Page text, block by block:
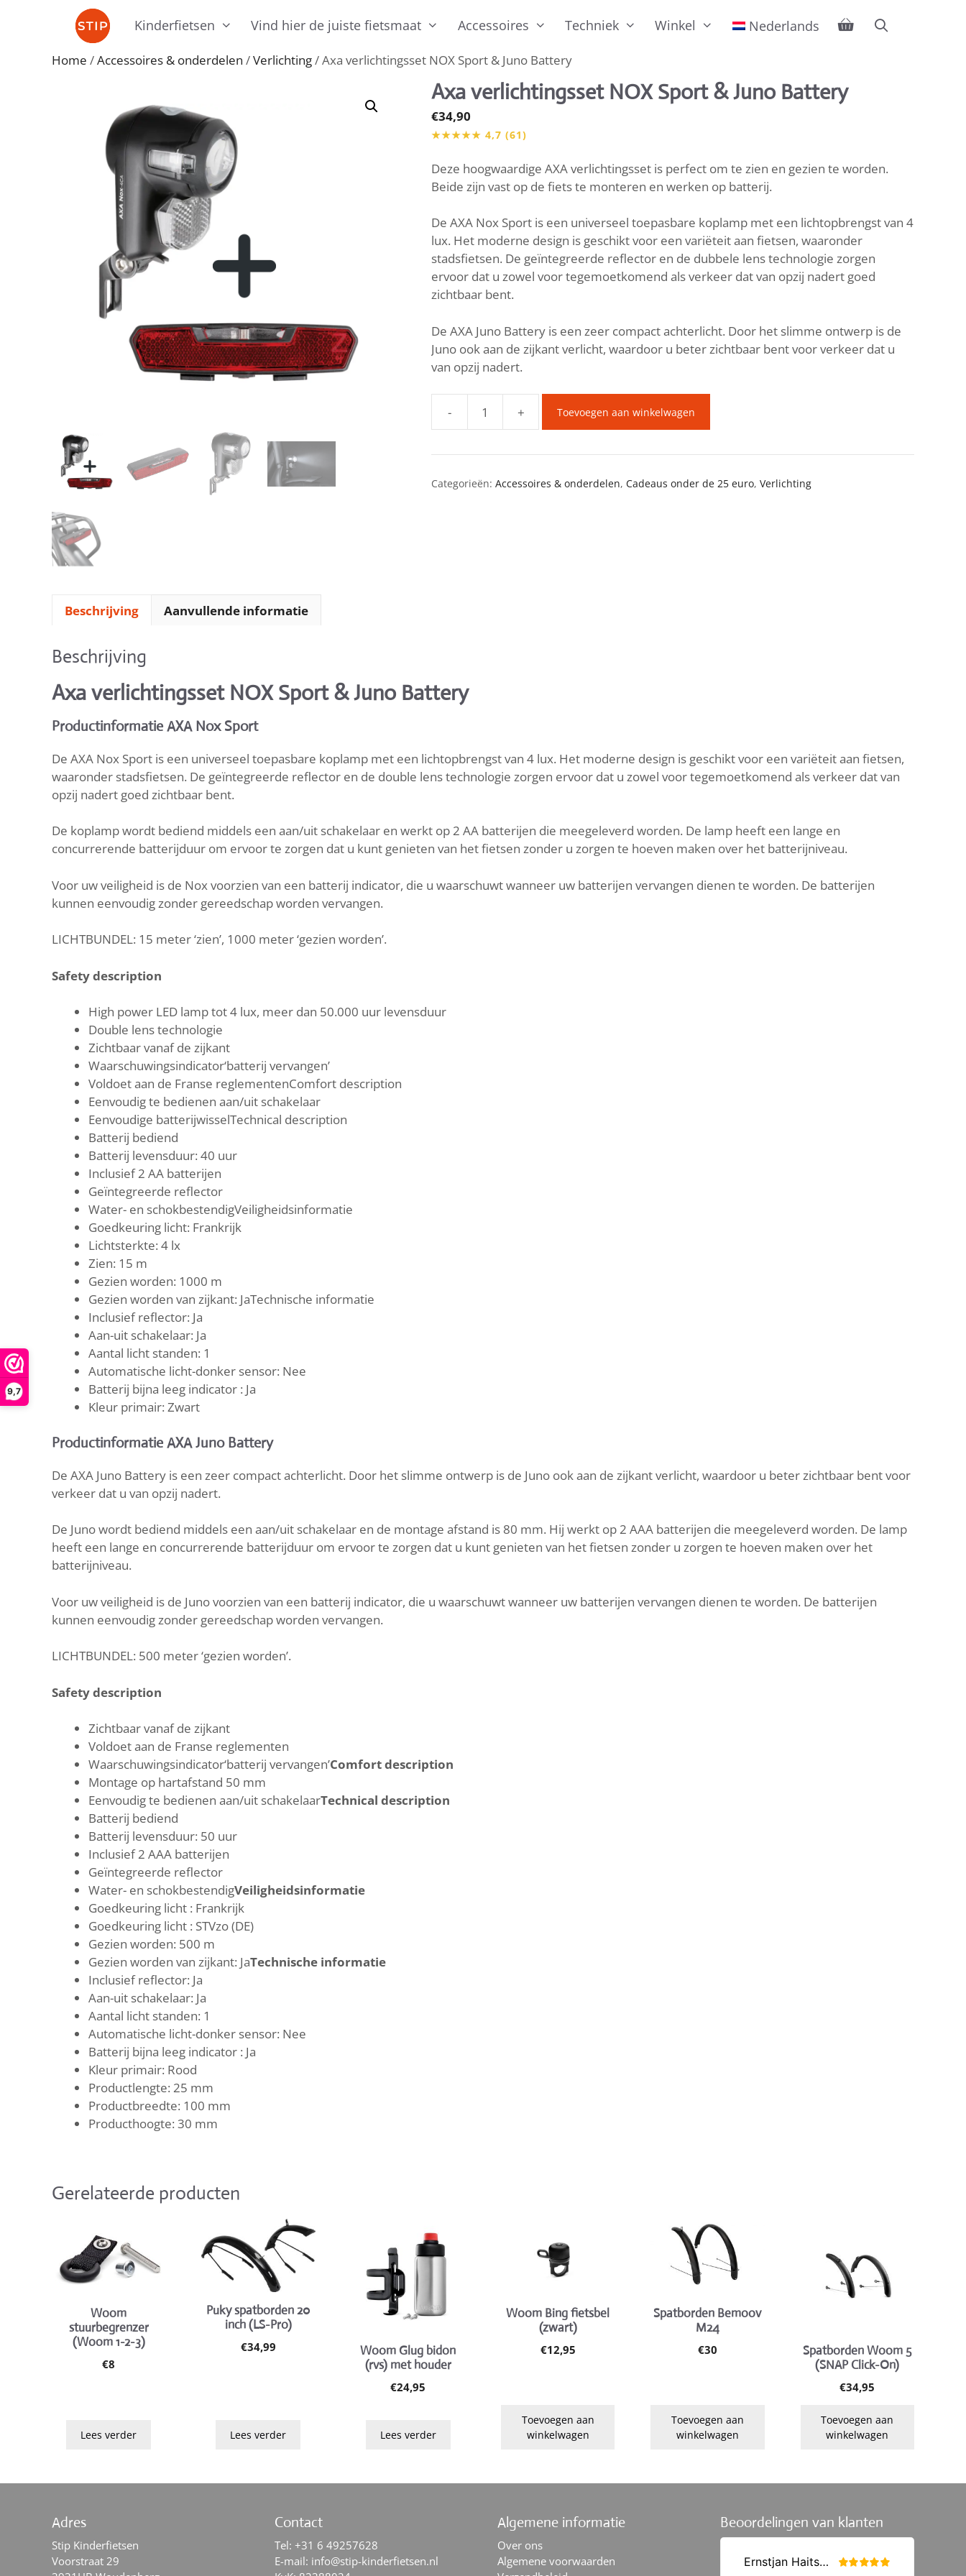
9,7
Kinderfietsen Vind hier de juiste fietsmaat Accessoires Techniek Winkel Nederlands
Home /Accessoires & onderdelen /Verlichting/ Axa verlichtingsset NOX Sport & Juno Battery
Axa verlichtingsset NOX Sport & Juno Battery
€34,90
Deze hoogwaardige AXA verlichtingsset is perfect om te zien en gezien te worden.
Beide zijn vast op de fiets te monteren en werken op batterij.
De AXA Nox Sport is een universeel toepasbare koplamp met een lichtopbrengst van 4
lux. Het moderne design is geschikt voor een variëteit aan fietsen, waaronder
stadsfietsen. De geïntegreerde reflector en de dubbele lens technologie zorgen
ervoor dat u zowel voor tegemoetkomend als verkeer dat van opzij nadert goed
zichtbaar bent.
De AXA Juno Battery is een zeer compact achterlicht. Door het slimme ontwerp is de
Juno ook aan de zijkant verlicht, waardoor u beter zichtbaar bent voor verkeer dat u
van opzij nadert.
-
Axa
NOX
&
+ Toevoegen aan winkelwagen
Categorieën: Accessoires & onderdelen, Cadeaus onder de 25 euro, Verlichting
Beschrijving Aanvullende informatie
Beschrijving
Axa verlichtingsset NOX Sport & Juno Battery
Productinformatie AXA Nox Sport
De AXA Nox Sport is een universeel toepasbare koplamp met een lichtopbrengst van 4 lux. Het moderne design is geschikt voor een variëteit aan fietsen,
waaronder stadsfietsen. De geïntegreerde reflector en de double lens technologie zorgen ervoor dat u zowel voor tegemoetkomend als verkeer dat van
opzij nadert goed zichtbaar bent.
De koplamp wordt bediend middels een aan/uit schakelaar en werkt op 2 AA batterijen die meegeleverd worden. De lamp heeft een lange en
concurrerende batterijduur om ervoor te zorgen dat u kunt genieten van het fietsen zonder u zorgen te hoeven maken over het batterijniveau.
Voor uw veiligheid is de Nox voorzien van een batterij indicator, die u waarschuwt wanneer uw batterijen vervangen dienen te worden. De batterijen
kunnen eenvoudig zonder gereedschap worden vervangen.
LICHTBUNDEL: 15 meter ‘zien’, 1000 meter ‘gezien worden’.
Safety description
High power LED lamp tot 4 lux, meer dan 50.000 uur levensduur
Double lens technologie
Zichtbaar vanaf de zijkant
Waarschuwingsindicator‘batterij vervangen’
Voldoet aan de Franse reglementenComfort description
Eenvoudig te bedienen aan/uit schakelaar
Eenvoudige batterijwisselTechnical description
Batterij bediend
Batterij levensduur: 40 uur
Inclusief 2 AA batterijen
Geïntegreerde reflector
Water- en schokbestendigVeiligheidsinformatie
Goedkeuring licht: Frankrijk
Lichtsterkte: 4 lx
Zien: 15 m
Gezien worden: 1000 m
Gezien worden van zijkant: JaTechnische informatie
Inclusief reflector: Ja
Aan-uit schakelaar: Ja
Aantal licht standen: 1
Automatische licht-donker sensor: Nee
Batterij bijna leeg indicator : Ja
Kleur primair: Zwart
Productinformatie AXA Juno Battery
De AXA Juno Battery is een zeer compact achterlicht. Door het slimme ontwerp is de Juno ook aan de zijkant verlicht, waardoor u beter zichtbaar bent voor
verkeer dat u van opzij nadert.
De Juno wordt bediend middels een aan/uit schakelaar en de montage afstand is 80 mm. Hij werkt op 2 AAA batterijen die meegeleverd worden. De lamp
heeft een lange en concurrerende batterijduur om ervoor te zorgen dat u kunt genieten van het fietsen zonder u zorgen te hoeven maken over het
batterijniveau.
Voor uw veiligheid is de Juno voorzien van een batterij indicator, die u waarschuwt wanneer uw batterijen vervangen dienen te worden. De batterijen
kunnen eenvoudig zonder gereedschap worden vervangen.
LICHTBUNDEL: 500 meter ‘gezien worden’.
Safety description
Zichtbaar vanaf de zijkant
Voldoet aan de Franse reglementen
Waarschuwingsindicator‘batterij vervangen’Comfort description
Montage op hartafstand 50 mm
Eenvoudig te bedienen aan/uit schakelaarTechnical description
Batterij bediend
Batterij levensduur: 50 uur
Inclusief 2 AAA batterijen
Geïntegreerde reflector
Water- en schokbestendigVeiligheidsinformatie
Goedkeuring licht : Frankrijk
Goedkeuring licht : STVzo (DE)
Gezien worden: 500 m
Gezien worden van zijkant: JaTechnische informatie
Inclusief reflector: Ja
Aan-uit schakelaar: Ja
Aantal licht standen: 1
Automatische licht-donker sensor: Nee
Batterij bijna leeg indicator : Ja
Kleur primair: Rood
Productlengte: 25 mm
Productbreedte: 100 mm
Producthoogte: 30 mm
Gerelateerde producten
Woom
stuurbegrenzer
(Woom 1-2-3)
€8
Lees verder
Puky spatborden 20
inch (LS-Pro)
€34,99
Lees verder
Woom Glug bidon
(rvs) met houder
€24,95
Lees verder
Woom Bing fietsbel
(zwart)
€12,95
Toevoegen aan
winkelwagen
Spatborden Bemoov
M24
€30
Toevoegen aan
winkelwagen
Spatborden Woom 5
(SNAP Click-On)
€34,95
Toevoegen aan
winkelwagen
Adres
Stip Kinderfietsen
Voorstraat 29
Contact
Tel: +31 6 49257628
E-mail: info@stip-kinderfietsen.nl
Algemene informatie
Over ons
Algemene voorwaarden
Beoordelingen van klanten